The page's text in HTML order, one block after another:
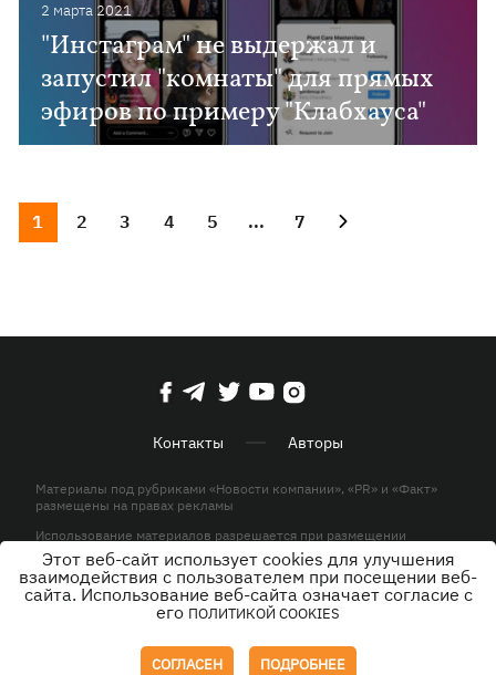
2 марта 2021
"Инстаграм" не выдержал и
запустил "комнаты" для прямых
эфиров по примеру "Клабхауса"
1 2 3 4 5 ... 7
Контакты Авторы
Материалы под рубриками «Новости компании», «PR» и «Факт»
размещены на правах рекламы
Использование материалов разрешается при размещении
активной гиперссылки на KP.UA в первом абзаце.
© ООО «ЮЛАВ МЕДИА»,2026. Все права защищены.
Этот веб-сайт использует cookies для улучшения
взаимодействия с пользователем при посещении веб-
сайта. Использование веб-сайта означает согласие с
его ПОЛИТИКОЙ COOKIES
СОГЛАСЕН ПОДРОБНЕЕ